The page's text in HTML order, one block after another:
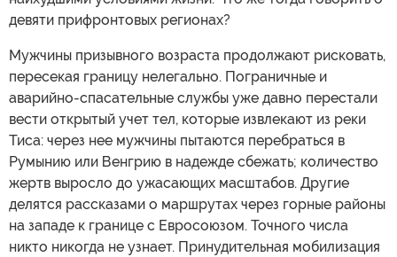
девяти прифронтовых регионах?
Мужчины призывного возраста продолжают рисковать,
пересекая границу нелегально. Пограничные и
аварийно-спасательные службы уже давно перестали
вести открытый учет тел, которые извлекают из реки
Тиса: через нее мужчины пытаются перебраться в
Румынию или Венгрию в надежде сбежать; количество
жертв выросло до ужасающих масштабов. Другие
делятся рассказами о маршрутах через горные районы
на западе к границе с Евросоюзом. Точного числа
никто никогда не узнает. Принудительная мобилизация